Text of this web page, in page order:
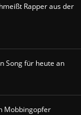
Rapper aus der
Song für heute an
Mobbingopfer